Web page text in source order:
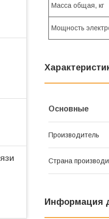
Масса общая, кг
Мощность
Основные
Производитель
Страна
Информация